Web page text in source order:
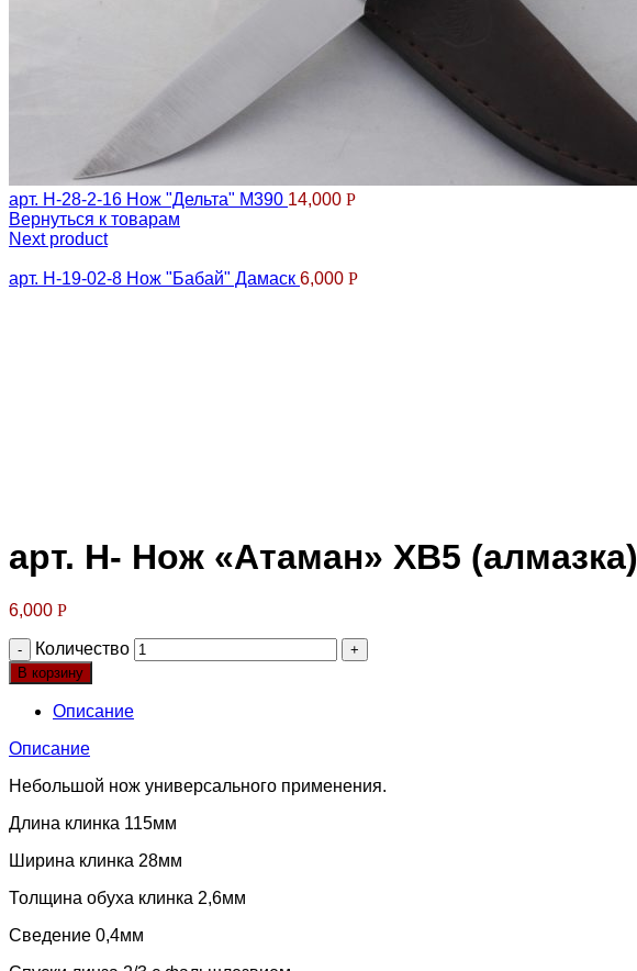
арт. Н-28-2-16 Нож "Дельта" М390 14,000 Р
Вернуться к товарам
Next product
арт. Н-19-02-8 Нож "Бабай" Дамаск 6,000 Р
арт. Н- Нож «Атаман» ХВ5 (алмазка)
6,000 Р
Количество
В корзину
Описание
Описание
Небольшой нож универсального применения.
Длина клинка 115мм
Ширина клинка 28мм
Толщина обуха клинка 2,6мм
Сведение 0,4мм